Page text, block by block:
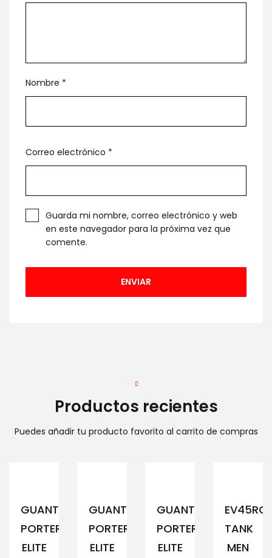
Nombre *
Correo electrónico *
Guarda mi nombre, correo electrónico y web
en este navegador para la próxima vez que
comente.
Productos recientes
Puedes añadir tu producto favorito al carrito de compras
GUANTE
PORTERO
ELITE
GUANTE
PORTERO
ELITE
GUANTE
PORTERO
ELITE
TANK
MEN